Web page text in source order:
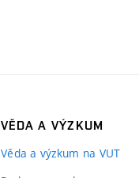
VĚDA A VÝZKUM
Věda a výzkum na VUT